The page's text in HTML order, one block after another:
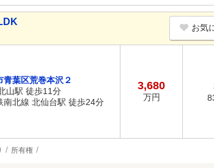
お気
青葉区荒巻本沢２
山駅 徒歩11分
南北線 北仙台駅 徒歩24分
3,680
万円
所有権